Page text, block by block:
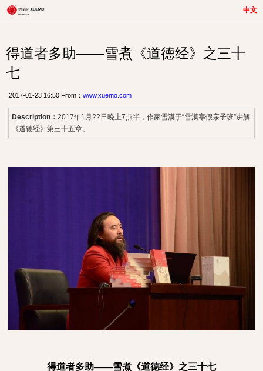
中文
得道者多助——雪煮《道德经》之三十
七
2017-01-23 16:50 From： www.xuemo.com
Description： 2017年1月22日晚上7点半，作家雪漠于“雪漠寒假亲子班”讲解
《道德经》第三十五章。
得道者多助——雪煮《道德经》之三十七